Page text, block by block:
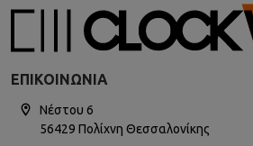
ΕΠΙΚΟΙΝΩΝΊΑ
Νέστου 6
56429 Πολίχνη Θεσσαλονίκης